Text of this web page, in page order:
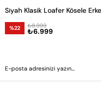
%22 ₺6.999
₺8.999